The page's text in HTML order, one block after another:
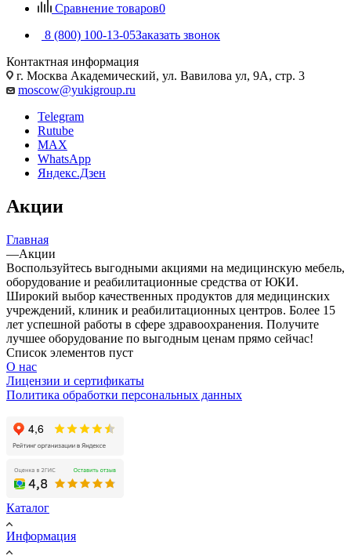
Сравнение товаров0
8 (800) 100-13-05Заказать звонок
Контактная информация
г. Москва Академический, ул. Вавилова ул, 9А, стр. 3
moscow@yukigroup.ru
Telegram
Rutube
MAX
WhatsApp
Яндекс.Дзен
Акции
Главная
—Акции
Воспользуйтесь выгодными акциями на медицинскую мебель,
оборудование и реабилитационные средства от ЮКИ.
Широкий выбор качественных продуктов для медицинских
учреждений, клиник и реабилитационных центров. Более 15
лет успешной работы в сфере здравоохранения. Получите
лучшее оборудование по выгодным ценам прямо сейчас!
Список элементов пуст
О нас
Лицензии и сертификаты
Политика обработки персональных данных
Каталог
Информация